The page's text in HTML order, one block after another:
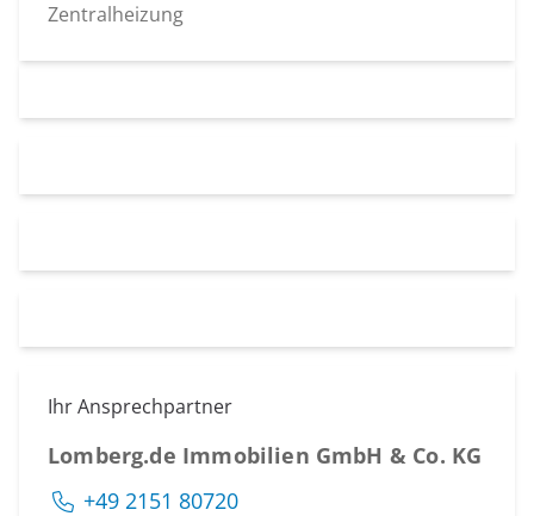
Zentralheizung
Ihr Ansprechpartner
Lomberg.de Immobilien GmbH & Co. KG
+49 2151 80720